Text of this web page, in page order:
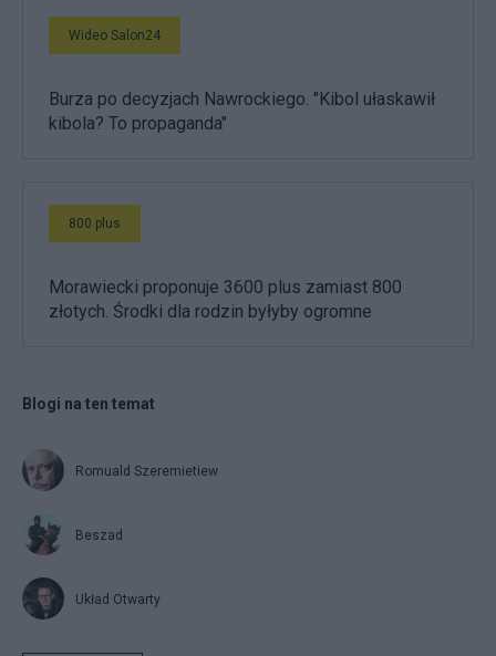
Wideo Salon24
Burza po decyzjach Nawrockiego. "Kibol ułaskawił
kibola? To propaganda"
800 plus
Morawiecki proponuje 3600 plus zamiast 800
złotych. Środki dla rodzin byłyby ogromne
Blogi na ten temat
Romuald Szeremietiew
Beszad
Układ Otwarty